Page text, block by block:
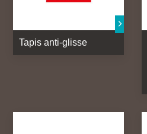
Tapis anti-glisse